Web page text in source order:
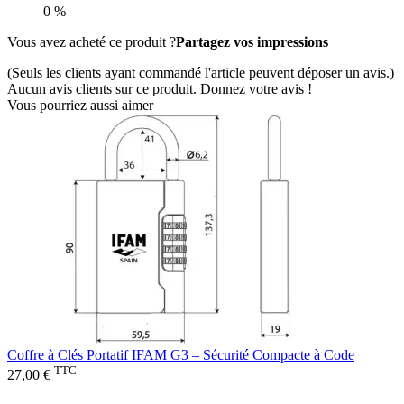
0 %
Vous avez acheté ce produit ?Partagez vos impressions
(Seuls les clients ayant commandé l'article peuvent déposer un avis.)
Aucun avis clients sur ce produit. Donnez votre avis !
Vous pourriez aussi aimer
Coffre à Clés Portatif IFAM G3 – Sécurité Compacte à Code
27,00 € TTC